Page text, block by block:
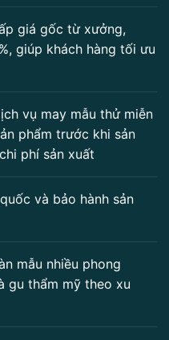
giá gốc từ xưởng,
giúp khách hàng tối ưu
vụ may mẫu thử miễn
phẩm trước khi sản
phí sản xuất
và bảo hành sản
mẫu nhiều phong
gu thẩm mỹ theo xu